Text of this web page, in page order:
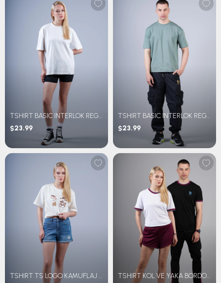
TSHIRT BASIC INTERLOK REGULAR FİT
$23.99
TSHIRT BASIC INTERLOK REGULAR FİT
$23.99
TSHIRT TS LOGO KAMUFLAJ DESEN
TSHIRT KOL VE YAKA BORDO MAVİ RİBANALI